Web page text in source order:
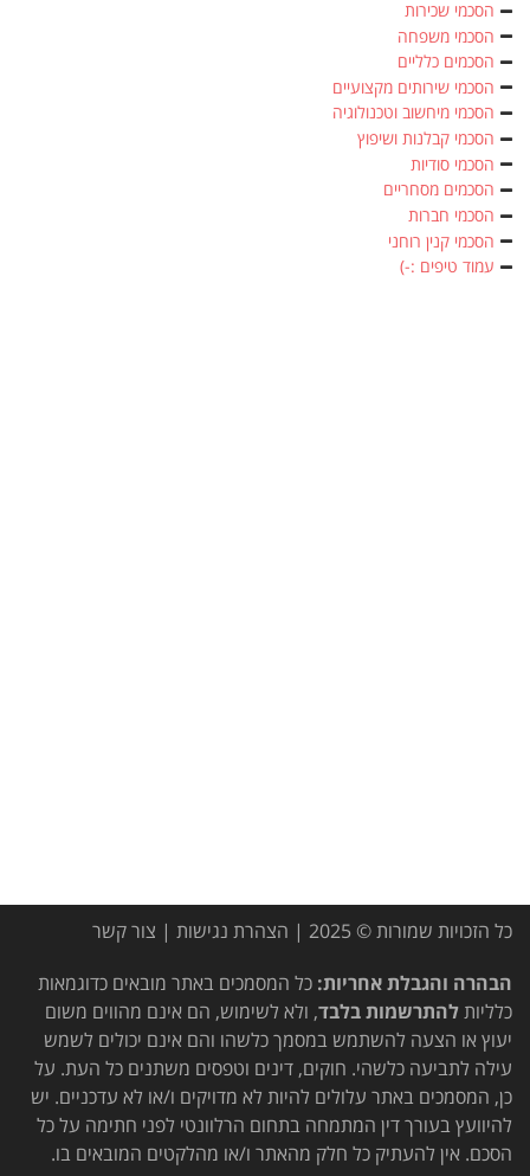
הסכמי שכירות
הסכמי משפחה
הסכמים כלליים
הסכמי שירותים מקצועיים
הסכמי מיחשוב וטכנולוגיה
הסכמי קבלנות ושיפוץ
הסכמי סודיות
הסכמים מסחריים
הסכמי חברות
הסכמי קנין רוחני
עמוד טיפים :-)
כל הזכויות שמורות © 2025 | הצהרת נגישות | צור קשר
הבהרה והגבלת אחריות: כל המסמכים באתר מובאים כדוגמאות
כלליותלהתרשמות בלבד, ולא לשימוש, הם אינם מהווים משום
יעוץ או הצעה להשתמש במסמך כלשהו והם אינם יכולים לשמש
עילה לתביעה כלשהי. חוקים, דינים וטפסים משתנים כל העת. על
כן, המסמכים באתר עלולים להיות לא מדויקים ו/או לא עדכניים. יש
להיוועץ בעורך דין המתמחה בתחום הרלוונטי לפני חתימה על כל
הסכם. אין להעתיק כל חלק מהאתר ו/או מהלקטים המובאים בו.